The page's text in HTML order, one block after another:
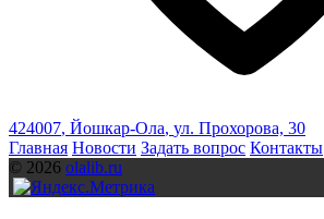
424007, Йошкар-Ола, ул. Прохорова, 30
Главная Новости Задать вопрос Контакты
© 2026 olalib.ru